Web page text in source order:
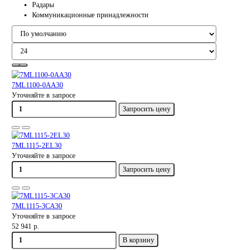
Радары
Коммуникационные принадлежности
7ML1100-0AA30
Уточняйте в запросе
Запросить цену
7ML1115-2EL30
Уточняйте в запросе
Запросить цену
7ML1115-3CA30
Уточняйте в запросе
52 941 р.
В корзину